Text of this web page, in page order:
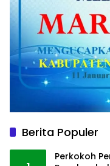
Berita Populer
Perkokoh